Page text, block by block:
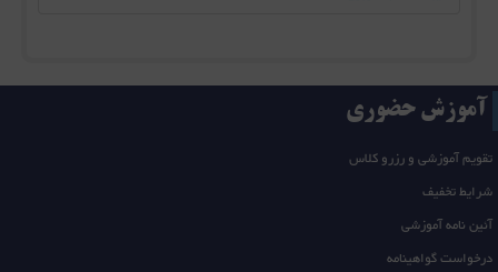
آموزش حضوری
تقویم آموزشی و رزرو کلاس
شرایط تخفیف
آئین نامه آموزشی
درخواست گواهینامه